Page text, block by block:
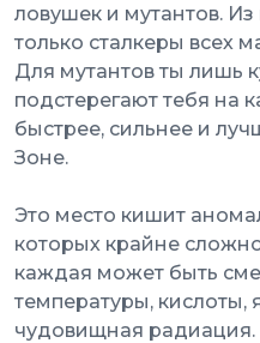
ловушек и мутантов.
только сталкеры всех
Для мутантов ты лишь
подстерегают тебя на
быстрее, сильнее и
Зоне.
Это место кишит
которых крайне
каждая может быть
температуры, кислоты,
чудовищная радиация.